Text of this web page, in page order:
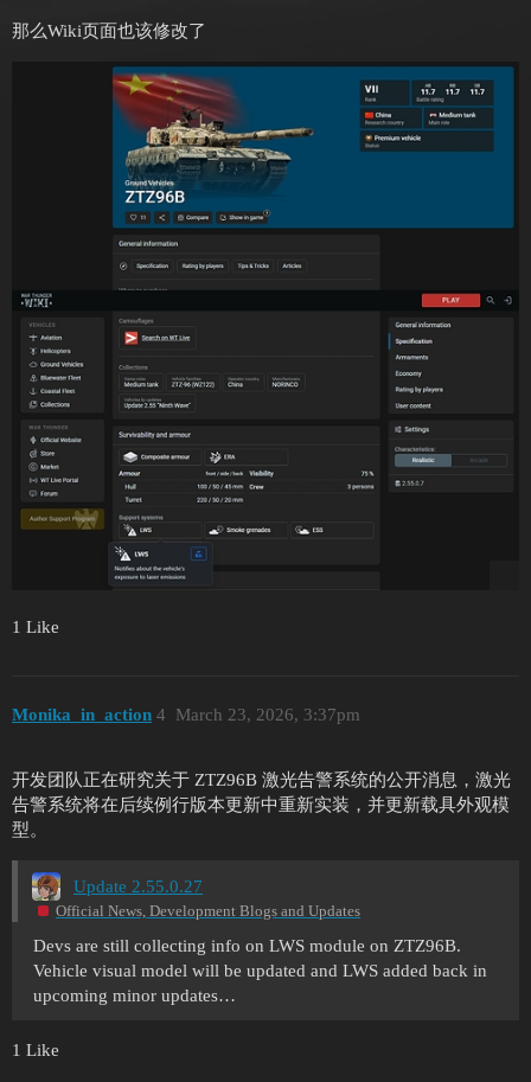
那么Wiki页面也该修改了
1 Like
Monika_in_action March 23, 2026, 3:37pm
4
开发团队正在研究关于 ZTZ96B 激光告警系统的公开消息，激光
告警系统将在后续例行版本更新中重新实装，并更新载具外观模
型。
Update 2.55.0.27
Official News, Development Blogs and Updates
Devs are still collecting info on LWS module on ZTZ96B.
Vehicle visual model will be updated and LWS added back in
upcoming minor updates…
1 Like